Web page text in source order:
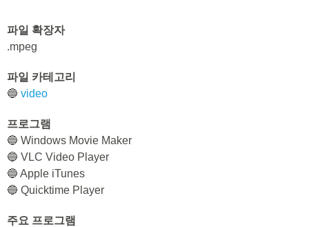
파일 확장자
.mpeg
파일 카테고리
🔵 video
프로그램
🔵 Windows Movie Maker
🔵 VLC Video Player
🔵 Apple iTunes
🔵 Quicktime Player
주요 프로그램